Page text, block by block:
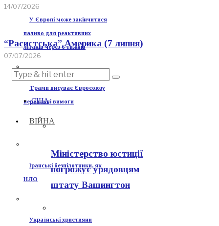
У Європі може закінчитися
паливо для реактивних
літаків через 6 тижнів
Трамп висуває Євросоюзу
нереальні вимоги
ВІЙНА
Іранські безпілотники, як
НЛО
Українські християни
14/07/2026
“Расистська” Америка (7 липня)
07/07/2026
США
Міністерство юстиції
погрожує урядовцям
штату Вашингтон